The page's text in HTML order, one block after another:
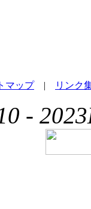
マップ| リンク
-